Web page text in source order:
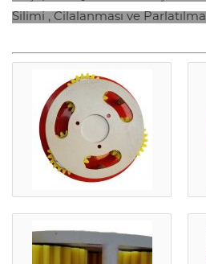
Silimi , Cilalanması ve